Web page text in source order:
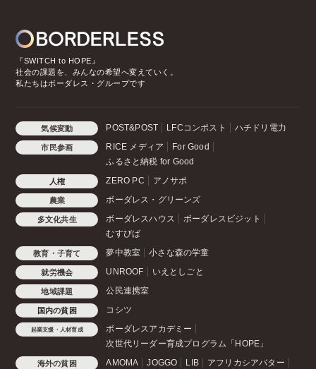
『SWITCH to HOPE』
社会の課題を、みんなの希望へ変えていく。
私たちはボーダレス・グループです
気候変動 POST&POST LFCコンポスト ハチドリ電力
市民参画 RICE メディア
For Good
ふるさと納税 for Good
人権 ZERO PC アノサポ
農業 ボーダレス・グリーンズ
多文化共生 ボーダレスハウス
ボーダレスビジット
むすびば
教育・子育て 夢中教室 小さな森の学童
就労機会 UNROOF いえとしごと
地域課題 公民連携室
国内の貧困 コシツ
起業支援・人材育成
ボーダレスアカデミー
次世代リーダー育成プログラム「HOPE」
海外の貧困 AMOMA JOGGO LIB
アフリカシアバター